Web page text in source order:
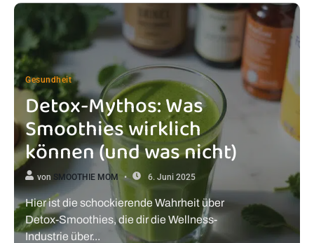
Gesundheit
Detox-Mythos: Was
Smoothies wirklich
können (und was nicht)
von SMOOTHIE MOM 6. Juni 2025
Hier ist die schockierende Wahrheit über
Detox-Smoothies, die dir die Wellness-
Industrie über...